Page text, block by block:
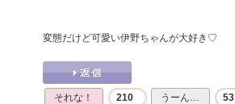
変態だけど可愛い伊野ちゃんが大好き♡
それな！ 210 うーん… 53